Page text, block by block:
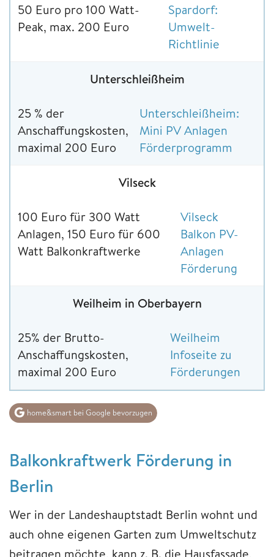
50 Euro pro 100 Watt-
Peak, max. 200 Euro
Spardorf:
Umwelt-
Richtlinie
Unterschleißheim
25 % der
Anschaffungskosten,
maximal 200 Euro
Unterschleißheim:
Mini PV Anlagen
Förderprogramm
Vilseck
100 Euro für 300 Watt
Anlagen, 150 Euro für 600
Watt Balkonkraftwerke
Vilseck
Balkon PV-
Anlagen
Förderung
Weilheim in Oberbayern
25% der Brutto-
Anschaffungskosten,
maximal 200 Euro
Weilheim
Infoseite zu
Förderungen
home&smart bei Google bevorzugen
Balkonkraftwerk Förderung in
Berlin
Wer in der Landeshauptstadt Berlin wohnt und
auch ohne eigenen Garten zum Umweltschutz